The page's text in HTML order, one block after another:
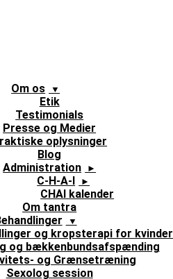
Om os
Etik
Testimonials
Presse og Medier
oplysninger
Blog
Administration
C-H-A-I
CHAI kalender
Om tantra
og kropsterapi for kvinder
og bækkenbundsafspænding
og Grænsetræning
Sexolog session